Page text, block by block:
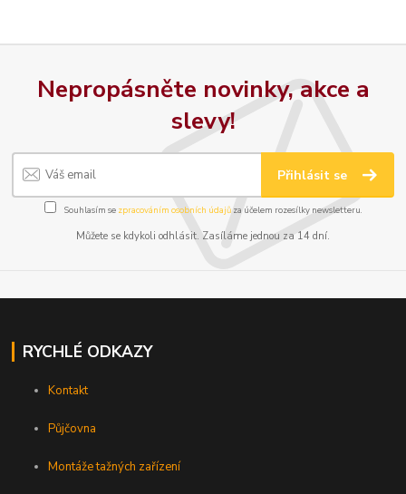
Nepropásněte novinky, akce a
slevy!
Přihlásit se
Souhlasím se zpracováním osobních údajůza účelem rozesílky newsletteru.
Můžete se kdykoli odhlásit. Zasíláme jednou za 14 dní.
RYCHLÉ ODKAZY
Kontakt
Půjčovna
Montáže tažných zařízení